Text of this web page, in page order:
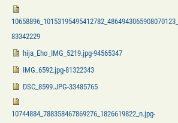
83342229
hija_Eho_IMG_5219.jpg-94565347
IMG_6592.jpg-81322343
DSC_8599.JPG-33485765
10744884_788358467869276_1826619822_n.jpg-